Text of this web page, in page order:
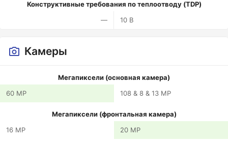
Конструктивные требования по теплоотводу (TDP)
—
10 В
Камеры
Мегапиксели (основная камера)
60 MP
108 & 8 & 13 MP
Мегапиксели (фронтальная камера)
16 MP
20 MP